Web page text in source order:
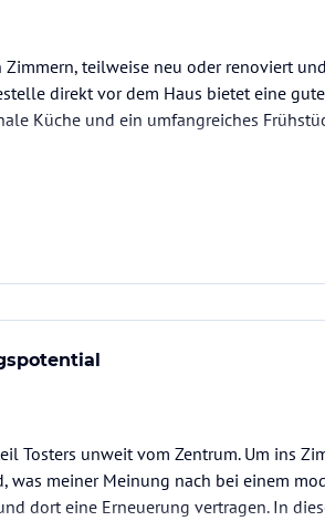
teilweise neu oder renoviert
direkt vor dem Haus bietet eine
Küche und ein umfangreiches
Tosters unweit vom Zentrum. Um ins
was meiner Meinung nach bei einem
dort eine Erneuerung vertragen. In